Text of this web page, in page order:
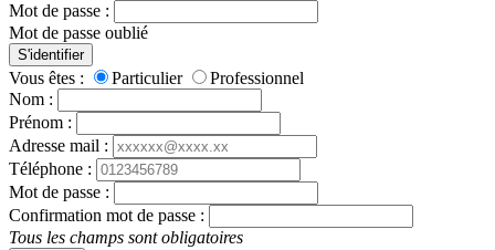
Mot de passe :
Mot de passe oublié
S'identifier
Vous êtes : Particulier
Professionnel
Nom :
Prénom :
Adresse mail :
Téléphone :
Mot de passe :
Confirmation mot de passe :
Tous les champs sont obligatoires